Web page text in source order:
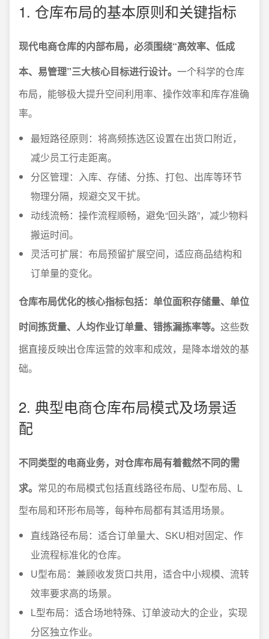
1. 仓库布局的基本原则和关键指标
现代电商仓库的内部布局，必须围绕“高效率、低成
本、易管理”三大核心目标进行设计。 一个科学的仓库
布局，能够极大提升空间利用率、操作效率和库存准确
率。
最短路径原则：将高频拣选区设置在出货口附近，
减少员工行走距离。
分区管理：入库、存储、分拣、打包、出库等环节
物理分隔，规避交叉干扰。
动线流畅：操作流程顺畅，避免“回头路”，减少物料
搬运时间。
灵活可扩展：布局预留扩展空间，适应商品结构和
订单量的变化。
仓库布局优化的核心指标包括：单位面积存储量、单位
时间拣货量、人均作业订单量、错拣漏拣率等。 这些数
据直接反映出仓库运营的效率和成效，是降本增效的基
础。
2. 典型电商仓库布局模式及场景适
配
不同类型的电商业务，对仓库布局有着截然不同的需
求。 常见的布局模式包括直线路径布局、U型布局、L
型布局和环形布局等，每种布局都有其适用场景。
直线路径布局：适合订单量大、SKU相对固定、作
业流程标准化的仓库。
U型布局：兼顾收发货口共用，适合中小规模、流转
效率要求高的场景。
L型布局：适合场地特殊、订单波动大的企业，实现
分区独立作业。